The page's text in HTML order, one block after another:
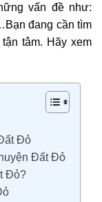
vấn đề như:
đang cần tìm
tâm. Hãy xem
Đỏ
Đất Đỏ
Đỏ?